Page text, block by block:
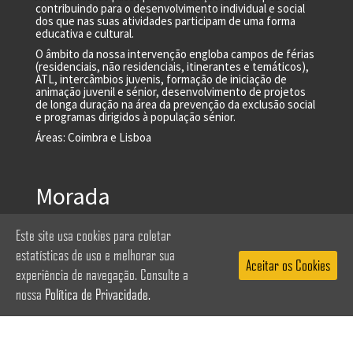
contribuindo para o desenvolvimento individual e social
dos que nas suas atividades participam de uma forma
educativa e cultural.
O âmbito da nossa intervenção engloba campos de férias
(residenciais, não residenciais, itinerantes e temáticos),
ATL, intercâmbios juvenis, formação de iniciação de
animação juvenil e sénior, desenvolvimento de projetos
de longa duração na área da prevenção da exclusão social
e programas dirigidos à população sénior.
Áreas: Coimbra e Lisboa
Morada
Rua Vasco Santana 12, Loja D | 2625-
629 Odivelas
Contactos
Este site usa cookies para coletar
estatísticas de uso e melhorar sua
experiência de navegação. Consulte a
nossa Política de Privacidade.
Aceitar os Cookies